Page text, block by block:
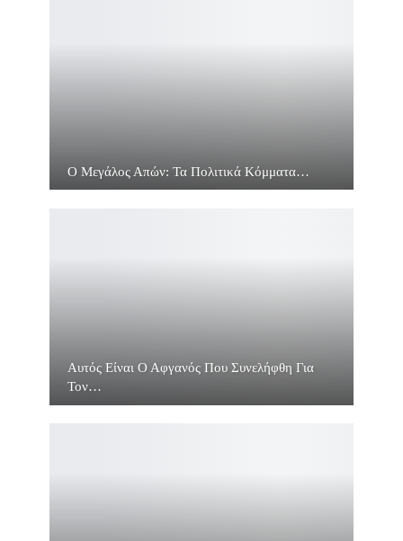
Ο Μεγάλος Απών: Τα Πολιτικά Κόμματα…
Αυτός Είναι Ο Αφγανός Που Συνελήφθη Για
Τον…